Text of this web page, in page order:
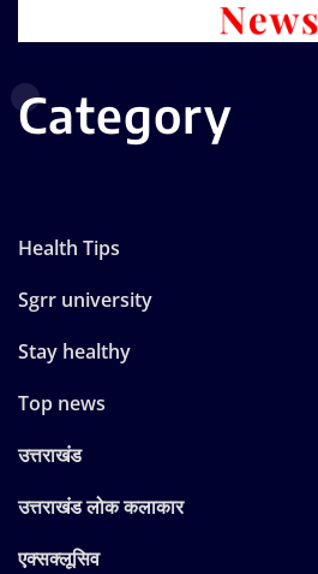
Category
Health Tips
Sgrr university
Stay healthy
Top news
उत्तराखंड
उत्तराखंड लोक कलाकार
एक्सक्लूसिव